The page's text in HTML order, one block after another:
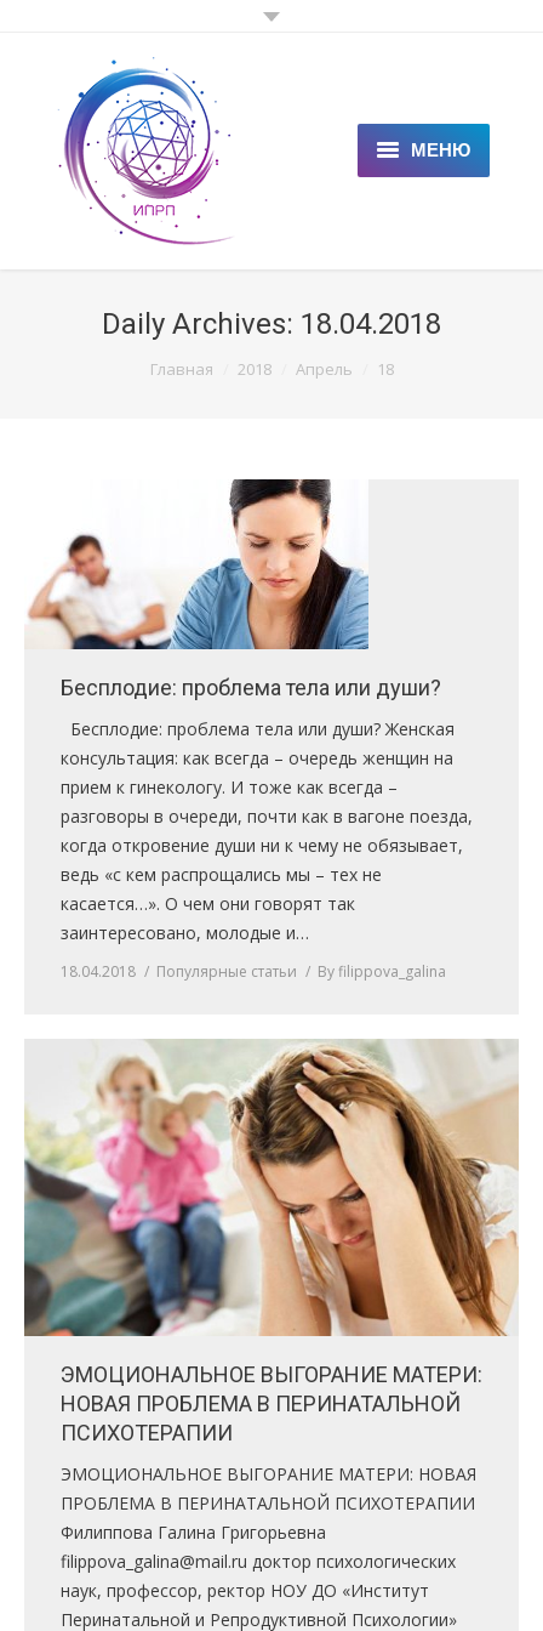
МЕНЮ
ГЛАВНАЯ
СПЕЦИАЛИСТАМ
СТАТЬИ
ПРАВИЛА
КОНСУЛЬТИРОВАНИЯ
КОНТАКТЫ
Daily Archives: 18.04.2018
Главная 2018 Апрель 18
Бесплодие: проблема тела или души?
Бесплодие: проблема тела или души? Женская
консультация: как всегда – очередь женщин на
прием к гинекологу. И тоже как всегда –
разговоры в очереди, почти как в вагоне поезда,
когда откровение души ни к чему не обязывает,
ведь «с кем распрощались мы – тех не
касается…». О чем они говорят так
заинтересовано, молодые и…
18.04.2018 Популярные статьи Byfilippova_galina
ЭМОЦИОНАЛЬНОЕ ВЫГОРАНИЕ МАТЕРИ:
НОВАЯ ПРОБЛЕМА В ПЕРИНАТАЛЬНОЙ
ПСИХОТЕРАПИИ
ЭМОЦИОНАЛЬНОЕ ВЫГОРАНИЕ МАТЕРИ: НОВАЯ
ПРОБЛЕМА В ПЕРИНАТАЛЬНОЙ ПСИХОТЕРАПИИ
Филиппова Галина Григорьевна
filippova_galina@mail.ru доктор психологических
наук, профессор, ректор НОУ ДО «Институт
Перинатальной и Репродуктивной Психологии»